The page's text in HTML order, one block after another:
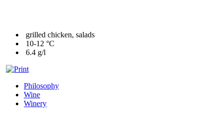
grilled chicken, salads
10-12 °C
6.4 g/l
Philosophy
Wine
Winery